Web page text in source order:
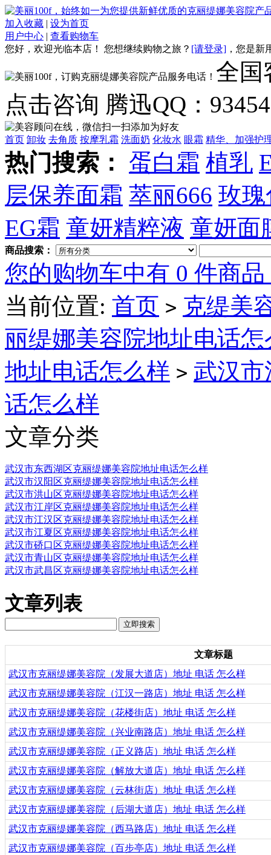
加入收藏 | 设为首页
用户中心 | 查看购物车
您好，欢迎光临本店！ 您想继续购物之旅？ [请登录] ， 您是新
全国
点击咨询 腾迅QQ：
首页 卸妆 去角质 按摩乳霜 洗面奶 化妆水 眼霜 精华、加强护
热门搜索： 蛋白霜 植乳
层保养面霜 萃丽666 玫
EG霜 童妍精粹液 童妍面
商品搜索：
您的购物车中有 0 件商
当前位置: 首页 > 克缇美
丽缇娜美容院地址电话怎
地址电话怎么样 > 武汉
话怎么样
文章分类
武汉市东西湖区克丽缇娜美容院地址电话怎么样
武汉市汉阳区克丽缇娜美容院地址电话怎么样
武汉市洪山区克丽缇娜美容院地址电话怎么样
武汉市江岸区克丽缇娜美容院地址电话怎么样
武汉市江汉区克丽缇娜美容院地址电话怎么样
武汉市江夏区克丽缇娜美容院地址电话怎么样
武汉市硚口区克丽缇娜美容院地址电话怎么样
武汉市青山区克丽缇娜美容院地址电话怎么样
武汉市武昌区克丽缇娜美容院地址电话怎么样
文章列表
文章标题
武汉市克丽缇娜美容院（发展大道店）地址 电话 怎么样
武汉市克丽缇娜美容院（江汉一路店）地址 电话 怎么样
武汉市克丽缇娜美容院（花楼街店）地址 电话 怎么样
武汉市克丽缇娜美容院（兴业南路店）地址 电话 怎么样
武汉市克丽缇娜美容院（正义路店）地址 电话 怎么样
武汉市克丽缇娜美容院（解放大道店）地址 电话 怎么样
武汉市克丽缇娜美容院（云林街店）地址 电话 怎么样
武汉市克丽缇娜美容院（后湖大道店）地址 电话 怎么样
武汉市克丽缇娜美容院（西马路店）地址 电话 怎么样
武汉市克丽缇娜美容院（百步亭店）地址 电话 怎么样